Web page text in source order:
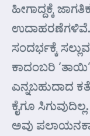
ಹೀಗಾದ್ದಕ್ಕೆ
ಸಂದರ್ಭಕ್ಕೆ
ಕಾದಂಬರಿ
ಎನ್ನಬಹುದಾದ
ಕೈಗೂ
ಅವು